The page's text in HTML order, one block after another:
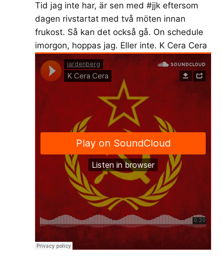
Tid jag inte har, är sen med #jjk eftersom
dagen rivstartat med två möten innan
frukost. Så kan det också gå. On schedule
imorgon, hoppas jag. Eller inte. K Cera Cera